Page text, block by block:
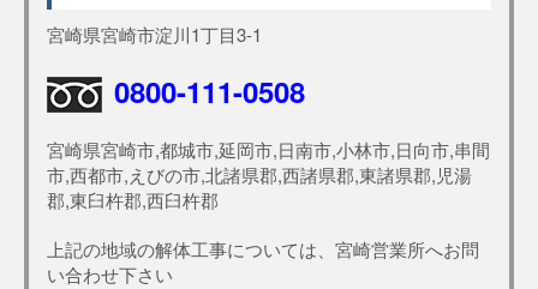
宮崎県宮崎市淀川1丁目3-1
0800-111-0508
宮崎県宮崎市,都城市,延岡市,日南市,小林市,日向市,串間
市,西都市,えびの市,北諸県郡,西諸県郡,東諸県郡,児湯
郡,東臼杵郡,西臼杵郡
上記の地域の解体工事については、宮崎営業所へお問
い合わせ下さい